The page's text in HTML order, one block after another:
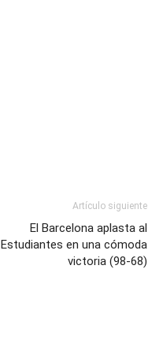
Artículo siguiente
El Barcelona aplasta al
Estudiantes en una cómoda
victoria (98-68)